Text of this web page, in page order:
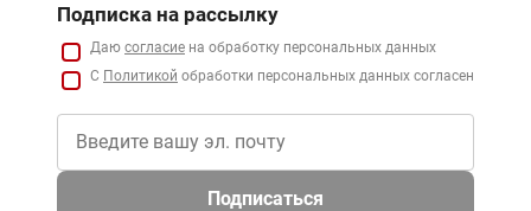
Подписка на рассылку
Даю согласие на обработку персональных данных
С Политикой обработки персональных данных согласен
Подписаться